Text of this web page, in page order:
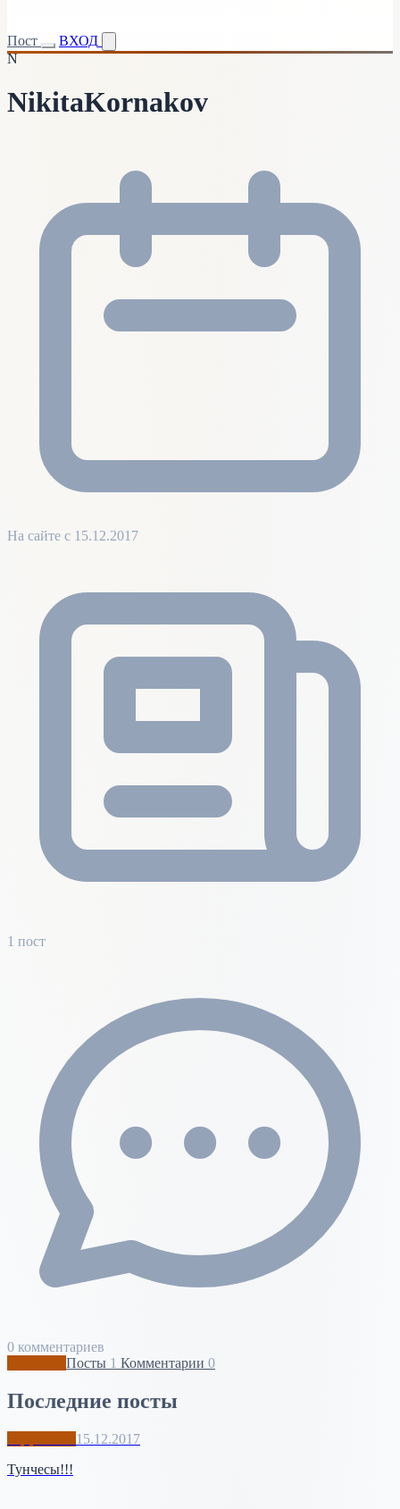
Пост
ВХОД
N
NikitaKornakov
На сайте с 15.12.2017
1 пост
0 комментариев
Посты 1 Комментарии 0
Последние посты
15.12.2017
Тунчесы!!!